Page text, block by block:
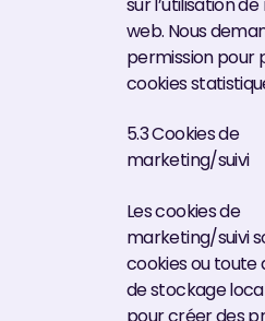
sur l’utilisation
web. Nous
permission pour
cookies
5.3 Cookies de
marketing/suivi
Les cookies de
marketing/suivi
cookies ou
de stockage
pour créer des